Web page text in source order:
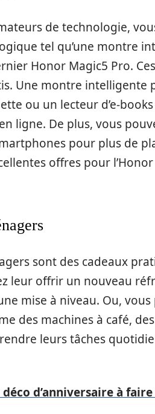
de technologie,
tel qu’une montre
Honor Magic5 Pro.
Une montre intelligente
ou un lecteur d’e-
ligne. De plus, vous
pour plus de
offres pour
sont des cadeaux
leur offrir un nouveau
mise à niveau. Ou,
des machines à café,
leurs tâches
déco d’anniversaire à